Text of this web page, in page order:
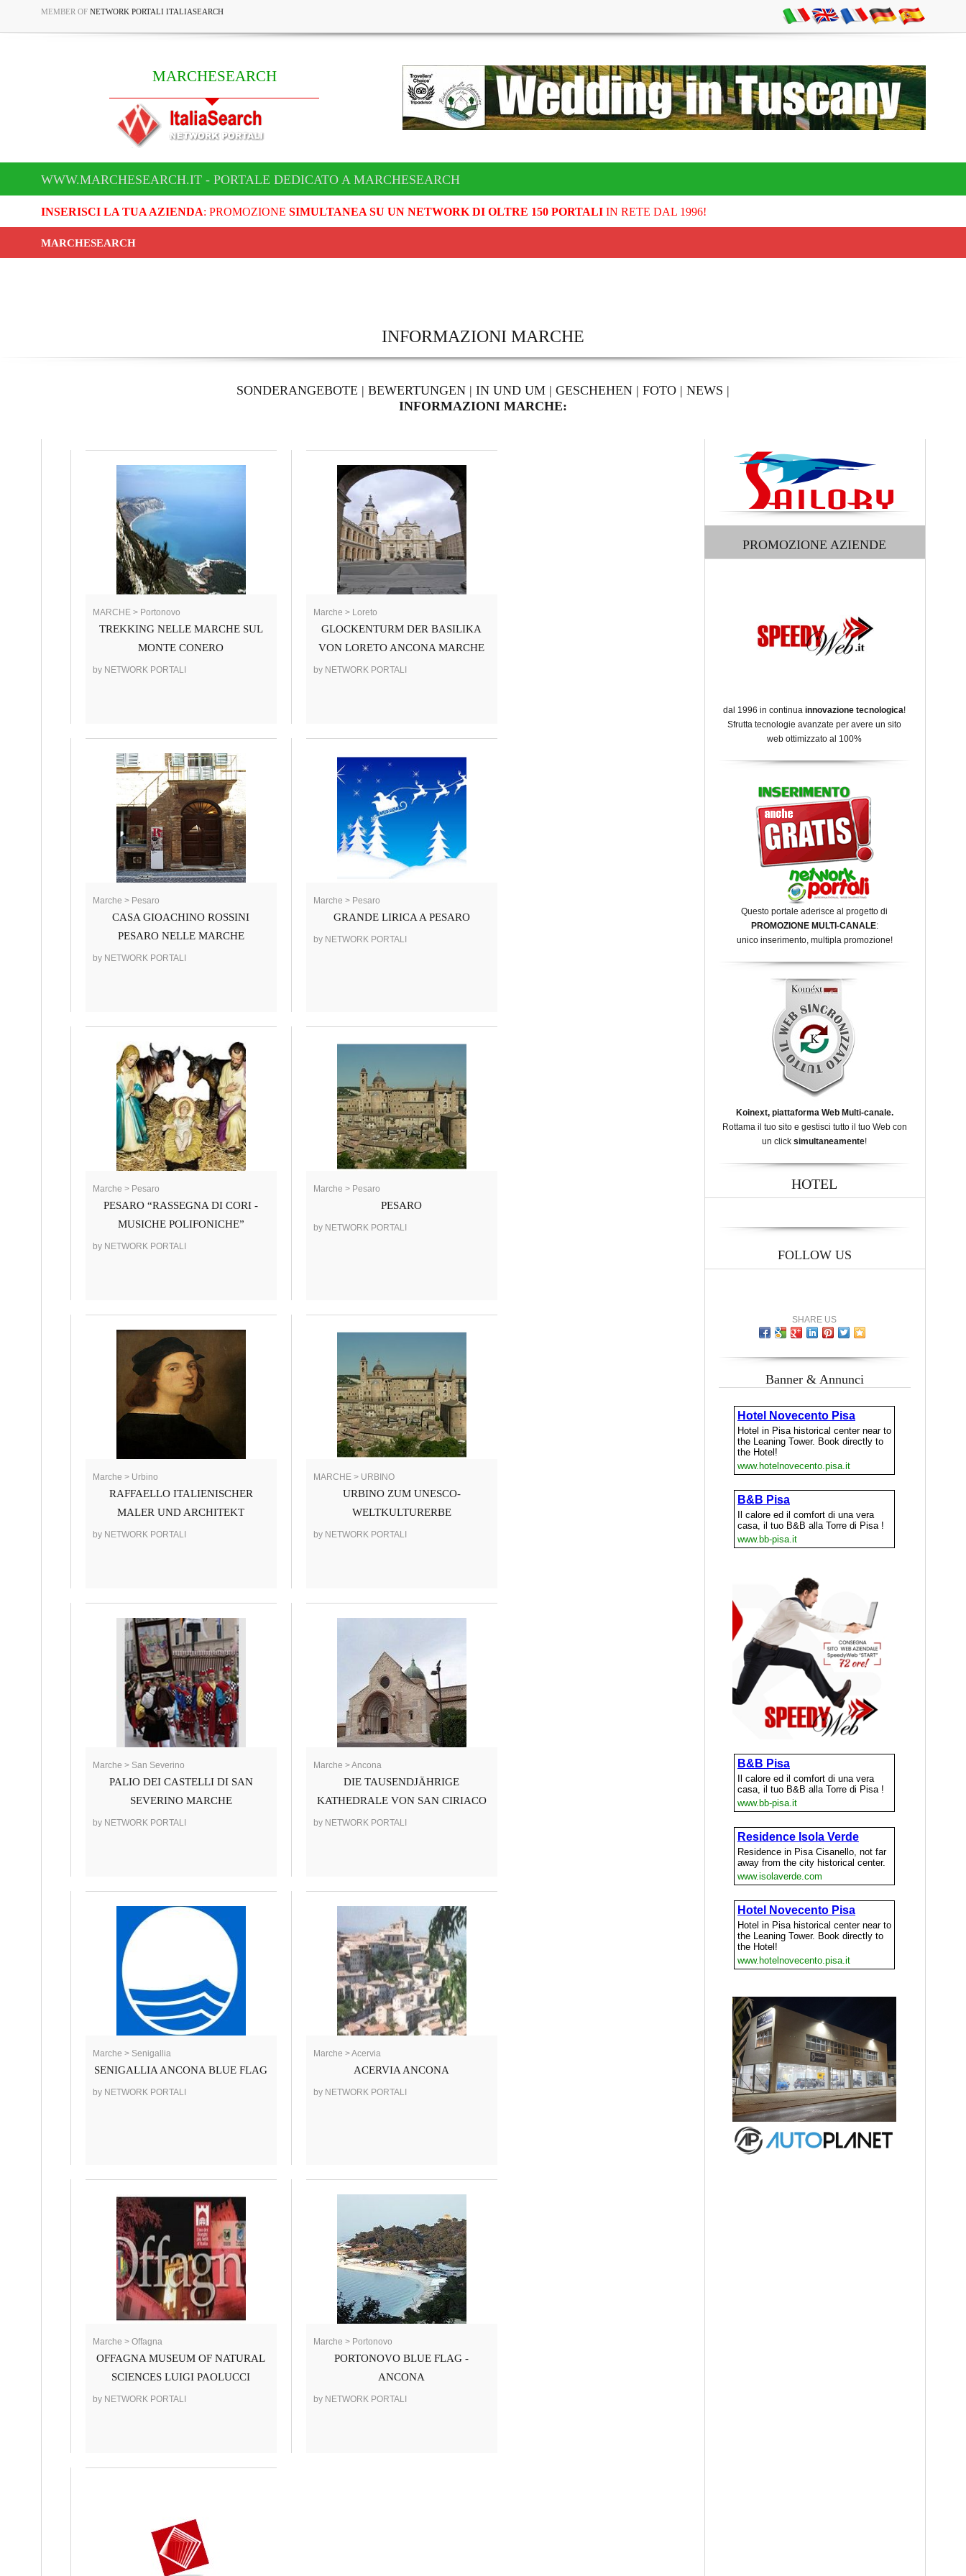
MEMBER OF NETWORK PORTALI ITALIASEARCH
MARCHESEARCH
WWW.MARCHESEARCH.IT - PORTALE DEDICATO A MARCHESEARCH
INSERISCI LA TUA AZIENDA: PROMOZIONE SIMULTANEA SU UN NETWORK DI OLTRE 150 PORTALIIN RETE DAL 1996!
MARCHESEARCH
INFORMAZIONI MARCHE
SONDERANGEBOTE | BEWERTUNGEN | IN UND UM | GESCHEHEN | FOTO | NEWS |
INFORMAZIONI MARCHE:
MARCHE > Portonovo
TREKKING NELLE MARCHE SUL
MONTE CONERO
by NETWORK PORTALI
Marche > Loreto
GLOCKENTURM DER BASILIKA
VON LORETO ANCONA MARCHE
by NETWORK PORTALI
Marche > Pesaro
CASA GIOACHINO ROSSINI
PESARO NELLE MARCHE
by NETWORK PORTALI
Marche > Pesaro
GRANDE LIRICA A PESARO
by NETWORK PORTALI
Marche > Pesaro
PESARO “RASSEGNA DI CORI -
MUSICHE POLIFONICHE”
by NETWORK PORTALI
Marche > Pesaro
PESARO
by NETWORK PORTALI
Marche > Urbino
RAFFAELLO ITALIENISCHER
MALER UND ARCHITEKT
by NETWORK PORTALI
MARCHE > URBINO
URBINO ZUM UNESCO-
WELTKULTURERBE
by NETWORK PORTALI
Marche > San Severino
PALIO DEI CASTELLI DI SAN
SEVERINO MARCHE
by NETWORK PORTALI
Marche > Ancona
DIE TAUSENDJÄHRIGE
KATHEDRALE VON SAN CIRIACO
by NETWORK PORTALI
Marche > Senigallia
SENIGALLIA ANCONA BLUE FLAG
by NETWORK PORTALI
Marche > Acervia
ACERVIA ANCONA
by NETWORK PORTALI
Marche > Offagna
OFFAGNA MUSEUM OF NATURAL
SCIENCES LUIGI PAOLUCCI
by NETWORK PORTALI
Marche > Portonovo
PORTONOVO BLUE FLAG -
ANCONA
by NETWORK PORTALI
PROMOZIONE AZIENDE
dal 1996 in continua innovazione tecnologica!
Sfrutta tecnologie avanzate per avere un sito
web ottimizzato al 100%
Questo portale aderisce al progetto di
PROMOZIONE MULTI-CANALE:
unico inserimento, multipla promozione!
Koinext, piattaforma Web Multi-canale.
Rottama il tuo sito e gestisci tutto il tuo Web con
un click simultaneamente!
HOTEL
FOLLOW US
SHARE US
Banner & Annunci